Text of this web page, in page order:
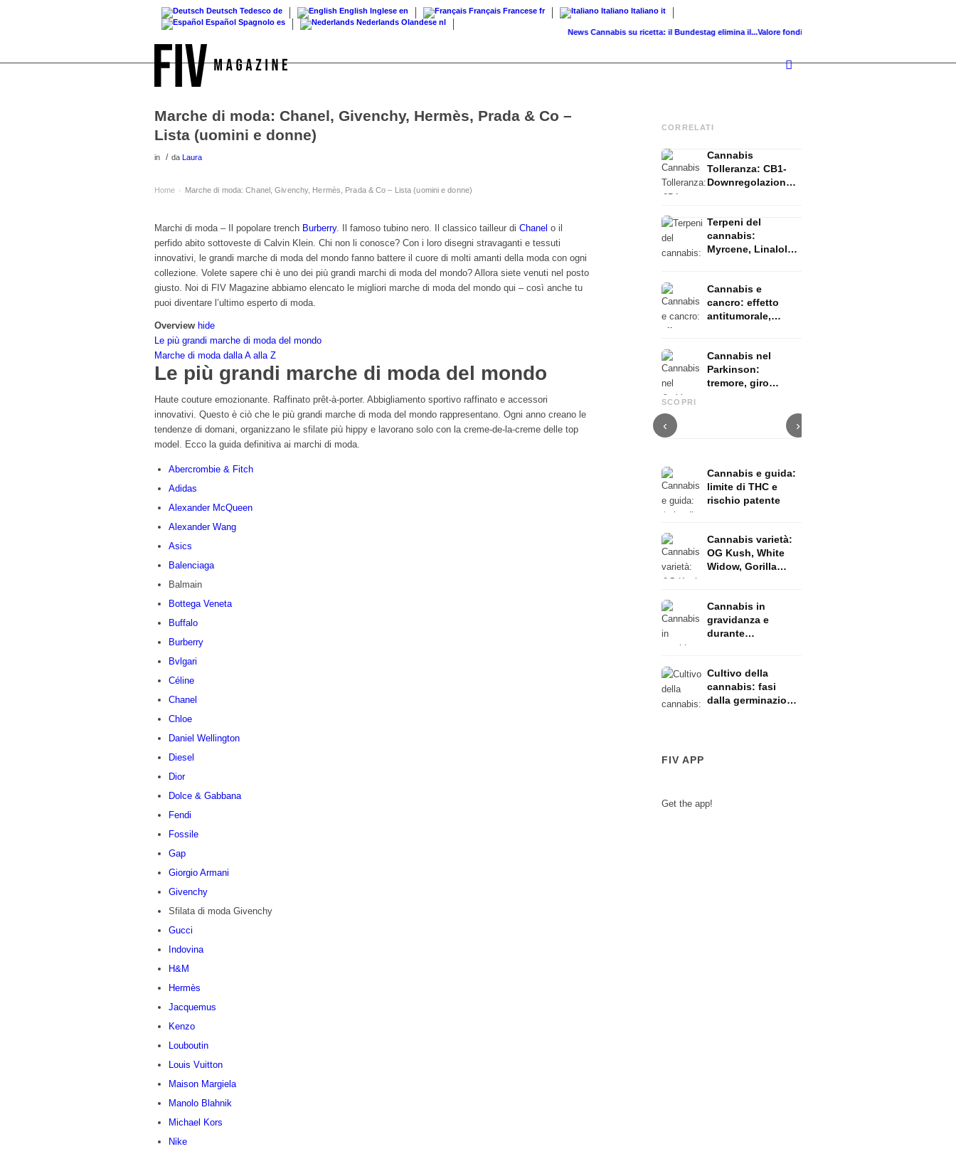
Deutsch Tedesco de English Inglese en Français Francese fr Italiano Italiano it
Español Spagnolo es Nederlands Olandese nl
News Cannabis su ricetta: il Bundestag elimina il...Valore fondiario di riferimento vs. valore di...
Marche di moda: Chanel, Givenchy, Hermès, Prada & Co –
Lista (uomini e donne)
in / da Laura
Home › Marche di moda: Chanel, Givenchy, Hermès, Prada & Co – Lista (uomini e donne)
Marchi di moda – Il popolare trench Burberry. Il famoso tubino nero. Il classico tailleur di Chanel o il
perfido abito sottoveste di Calvin Klein. Chi non li conosce? Con i loro disegni stravaganti e tessuti
innovativi, le grandi marche di moda del mondo fanno battere il cuore di molti amanti della moda con ogni
collezione. Volete sapere chi è uno dei più grandi marchi di moda del mondo? Allora siete venuti nel posto
giusto. Noi di FIV Magazine abbiamo elencato le migliori marche di moda del mondo qui – così anche tu
puoi diventare l’ultimo esperto di moda.
Overview hide
Le più grandi marche di moda del mondo
Marche di moda dalla A alla Z
Le più grandi marche di moda del mondo
Haute couture emozionante. Raffinato prêt-à-porter. Abbigliamento sportivo raffinato e accessori
innovativi. Questo è ciò che le più grandi marche di moda del mondo rappresentano. Ogni anno creano le
tendenze di domani, organizzano le sfilate più hippy e lavorano solo con la creme-de-la-creme delle top
model. Ecco la guida definitiva ai marchi di moda.
Abercrombie & Fitch
Adidas
Alexander McQueen
Alexander Wang
Asics
Balenciaga
Balmain
Bottega Veneta
Buffalo
Burberry
Bvlgari
Céline
Chanel
Chloe
Daniel Wellington
Diesel
Dior
Dolce & Gabbana
Fendi
Fossile
Gap
Giorgio Armani
Givenchy
Sfilata di moda Givenchy
Gucci
Indovina
H&M
Hermès
Jacquemus
Kenzo
Louboutin
Louis Vuitton
Maison Margiela
Manolo Blahnik
Michael Kors
Nike
CORRELATI
Cannabis
Tolleranza: CB1-
Downregolazione,
Terpeni del
cannabis:
Myrcene, Linalolo,
Cannabis e
cancro: effetto
antitumorale,
Cannabis nel
Parkinson:
tremore, giro
SCOPRI
‹
Cannabis e ADHD: dopamina,
automedicazione e ciò che
›
Cannabis e guida:
limite di THC e
rischio patente
Cannabis varietà:
OG Kush, White
Widow, Gorilla
Cannabis in
gravidanza e
durante
Cultivo della
cannabis: fasi
dalla germinazione
FIV APP
Get the app!